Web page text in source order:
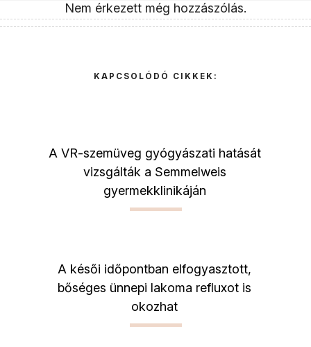
Nem érkezett még hozzászólás.
KAPCSOLÓDÓ CIKKEK:
A VR-szemüveg gyógyászati hatását
vizsgálták a Semmelweis
gyermekklinikáján
A késői időpontban elfogyasztott,
bőséges ünnepi lakoma refluxot is
okozhat